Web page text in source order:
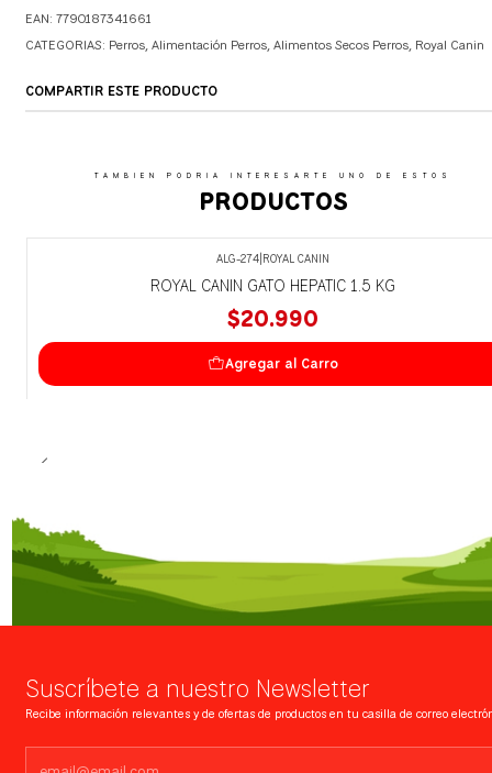
EAN: 7790187341661
CATEGORIAS: Perros,Alimentación Perros,Alimentos Secos Perros, Royal Canin
COMPARTIR ESTE PRODUCTO
TAMBIEN PODRIA INTERESARTE UNO DE ESTOS
PRODUCTOS
ALG-274 ROYAL CANIN
ROYAL CANIN GATO HEPATIC 1.5 KG
$20.990
Agregar al Carro
Suscríbete a nuestro Newsletter
Recibe información relevantes y de ofertas de productos en tu casilla de correo